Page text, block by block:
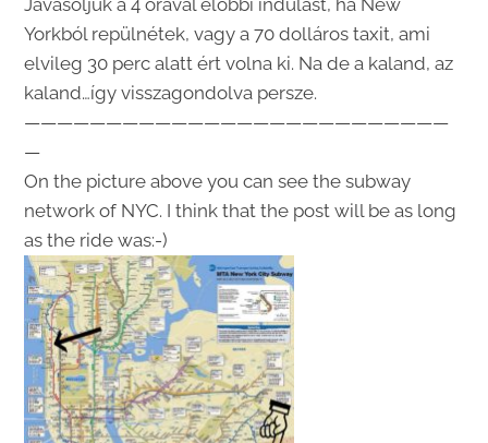
Javasoljuk a 4 órával előbbi indulást, ha New
Yorkból repülnétek, vagy a 70 dolláros taxit, ami
elvileg 30 perc alatt ért volna ki. Na de a kaland, az
kaland…így visszagondolva persze.
——————————————————————————
—
On the picture above you can see the subway
network of NYC. I think that the post will be as long
as the ride was:-)